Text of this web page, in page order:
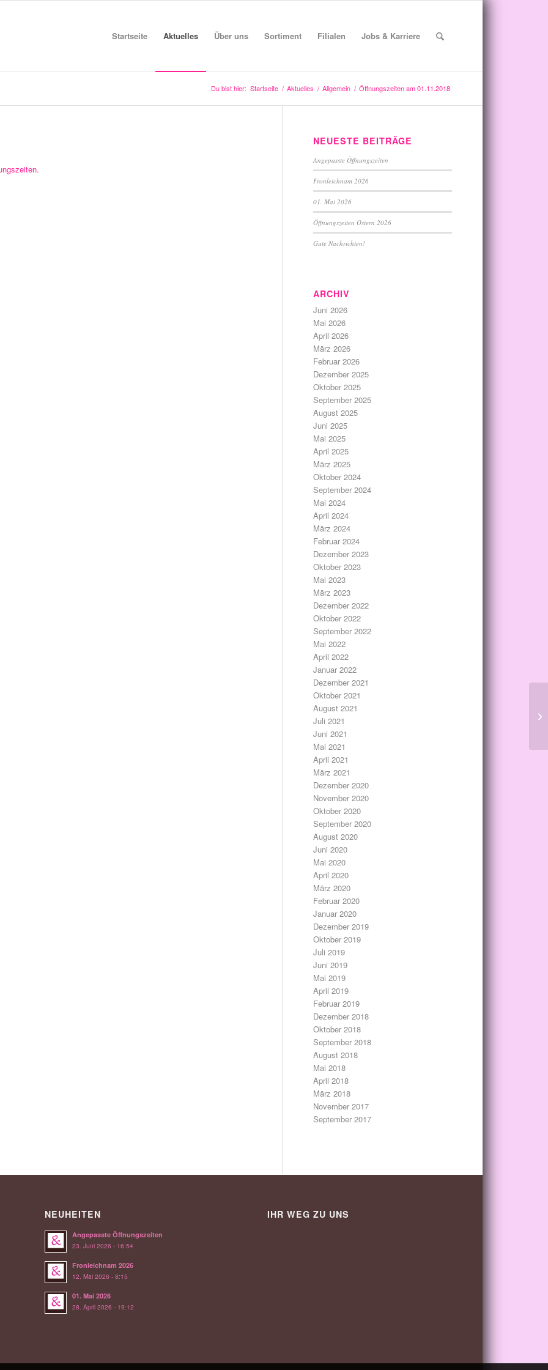
Startseite Aktuelles Über uns Sortiment Filialen Jobs & Karriere
Du bist hier: Startseite / Aktuelles / Allgemein / Öffnungszeiten am 01.11.2018
NEUESTE BEITRÄGE
Angepasste Öffnungszeiten
Fronleichnam 2026
01. Mai 2026
Öffnungszeiten Ostern 2026
Gute Nachrichten!
ARCHIV
Juni 2026
Mai 2026
April 2026
März 2026
Februar 2026
Dezember 2025
Oktober 2025
September 2025
August 2025
Juni 2025
Mai 2025
April 2025
März 2025
Oktober 2024
September 2024
Mai 2024
April 2024
März 2024
Februar 2024
Dezember 2023
Oktober 2023
Mai 2023
März 2023
Dezember 2022
Oktober 2022
September 2022
Mai 2022
April 2022
Januar 2022
Dezember 2021
Oktober 2021
August 2021
Juli 2021
Juni 2021
Mai 2021
April 2021
März 2021
Dezember 2020
November 2020
Oktober 2020
September 2020
August 2020
Juni 2020
Mai 2020
April 2020
März 2020
Februar 2020
Januar 2020
Dezember 2019
Oktober 2019
Juli 2019
Juni 2019
Mai 2019
April 2019
Februar 2019
Dezember 2018
Oktober 2018
September 2018
August 2018
Mai 2018
April 2018
März 2018
November 2017
September 2017
NEUHEITEN
Angepasste Öffnungszeiten
23. Juni 2026 - 16:54
Fronleichnam 2026
12. Mai 2026 - 8:15
01. Mai 2026
28. April 2026 - 19:12
IHR WEG ZU UNS